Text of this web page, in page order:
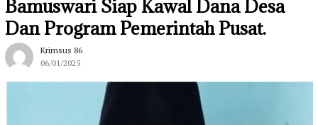
Bamuswari Siap Kawal Dana Desa
Dan Program Pemerintah Pusat.
Krimsus 86
06/01/2025